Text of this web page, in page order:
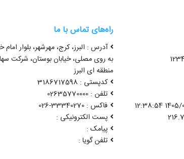
راه‌های تماس با ما
آدرس : البرز، کرج، مهرشهر، بلوار امام
به روی مصلی، خیابان بوستان، شرکت
منطقه ای البرز
کدپستی : 3186717598
تلفن : 02635770000
فاکس : 33340270-026
پست الکترونیکی :
پیامک :
تلفن گویا :